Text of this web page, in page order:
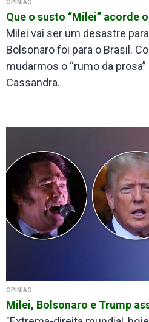
OPINIÃO
Que o susto “Milei” acorde
Milei vai ser um desastre
Bolsonaro foi para o Brasil.
mudarmos o “rumo da
Cassandra.
OPINIÃO
Milei, Bolsonaro e Trump